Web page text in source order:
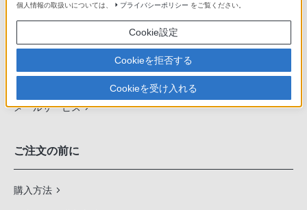
ソニーストアの特典・サービス
（長期保証、下取サービス、設置・設定サービスなど）
定期クーポンのプレゼントについて
メールサービス
ご注文の前に
購入方法
個人情報の取扱いについては、
プライバシーポリシー をご覧ください。
Cookie設定
Cookieを拒否する
Cookieを受け入れる